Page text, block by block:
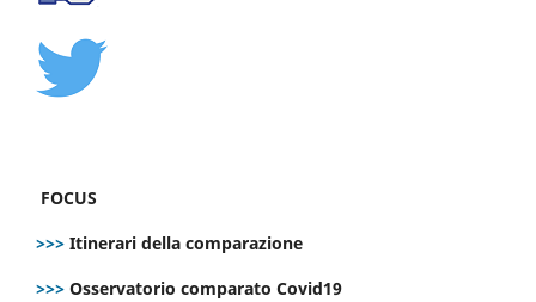
FOCUS
>>> Itinerari della comparazione
>>> Osservatorio comparato Covid19